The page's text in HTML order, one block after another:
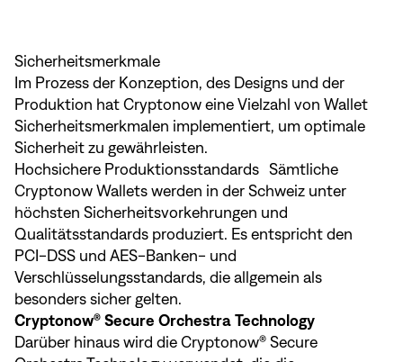
Sicherheitsmerkmale
Im Prozess der Konzeption, des Designs und der
Produktion hat Cryptonow eine Vielzahl von Wallet
Sicherheitsmerkmalen implementiert, um optimale
Sicherheit zu gewährleisten.
Hochsichere Produktionsstandards Sämtliche
Cryptonow Wallets werden in der Schweiz unter
höchsten Sicherheitsvorkehrungen und
Qualitätsstandards produziert. Es entspricht den
PCI-DSS und AES-Banken- und
Verschlüsselungsstandards, die allgemein als
besonders sicher gelten.
Cryptonow® Secure Orchestra Technology
Darüber hinaus wird die Cryptonow® Secure